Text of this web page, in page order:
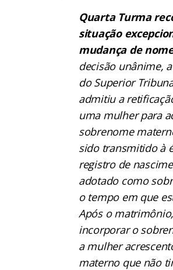
Quarta Turma
situação
mudança de
decisão unânime,
do Superior
admitiu a
uma mulher para
sobrenome
sido transmitido à
registro de
adotado como
o tempo em que
Após o
incorporar o
a mulher
materno que não